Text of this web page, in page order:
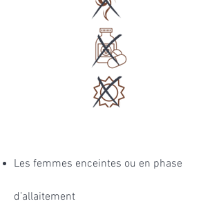
Les femmes enceintes ou en phase
d’allaitement